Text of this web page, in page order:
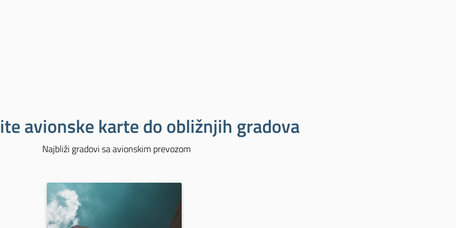
avionske karte do obližnjih gradova
Najbliži gradovi sa avionskim prevozom